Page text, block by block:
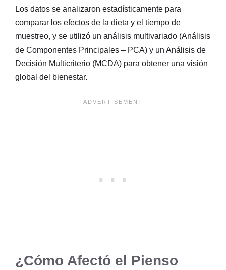
Los datos se analizaron estadísticamente para
comparar los efectos de la dieta y el tiempo de
muestreo, y se utilizó un análisis multivariado (Análisis
de Componentes Principales – PCA) y un Análisis de
Decisión Multicriterio (MCDA) para obtener una visión
global del bienestar.
¿Cómo Afectó el Pienso